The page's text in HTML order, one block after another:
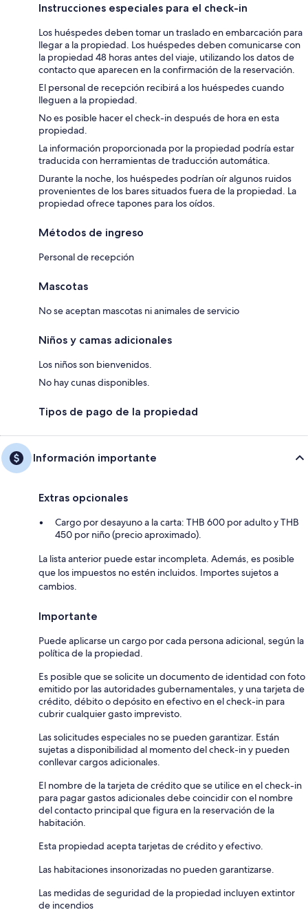
Instrucciones especiales para el check-in
Los huéspedes deben tomar un traslado en embarcación para
llegar a la propiedad. Los huéspedes deben comunicarse con
la propiedad 48 horas antes del viaje, utilizando los datos de
contacto que aparecen en la confirmación de la reservación.
El personal de recepción recibirá a los huéspedes cuando
lleguen a la propiedad.
No es posible hacer el check-in después de hora en esta
propiedad.
La información proporcionada por la propiedad podría estar
traducida con herramientas de traducción automática.
Durante la noche, los huéspedes podrían oír algunos ruidos
provenientes de los bares situados fuera de la propiedad. La
propiedad ofrece tapones para los oídos.
Métodos de ingreso
Personal de recepción
Mascotas
No se aceptan mascotas ni animales de servicio
Niños y camas adicionales
Los niños son bienvenidos.
No hay cunas disponibles.
Tipos de pago de la propiedad
Información importante
Extras opcionales
Cargo por desayuno a la carta: THB 600 por adulto y THB
450 por niño (precio aproximado).
La lista anterior puede estar incompleta. Además, es posible
que los impuestos no estén incluidos. Importes sujetos a
cambios.
Importante
Puede aplicarse un cargo por cada persona adicional, según la
política de la propiedad.
Es posible que se solicite un documento de identidad con foto
emitido por las autoridades gubernamentales, y una tarjeta de
crédito, débito o depósito en efectivo en el check-in para
cubrir cualquier gasto imprevisto.
Las solicitudes especiales no se pueden garantizar. Están
sujetas a disponibilidad al momento del check-in y pueden
conllevar cargos adicionales.
El nombre de la tarjeta de crédito que se utilice en el check-in
para pagar gastos adicionales debe coincidir con el nombre
del contacto principal que figura en la reservación de la
habitación.
Esta propiedad acepta tarjetas de crédito y efectivo.
Las habitaciones insonorizadas no pueden garantizarse.
Las medidas de seguridad de la propiedad incluyen extintor
de incendios